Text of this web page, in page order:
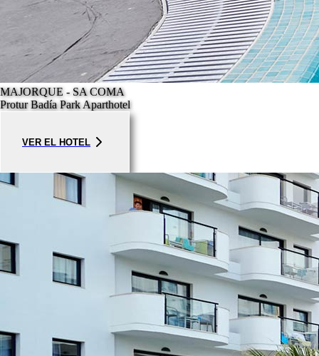
MAJORQUE - SA COMA
Protur Badía Park Aparthotel
VER EL HOTEL